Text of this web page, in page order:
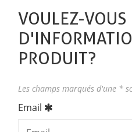
VOULEZ-VOUS
PRODUIT?
Les champs marqués d'une *
Email